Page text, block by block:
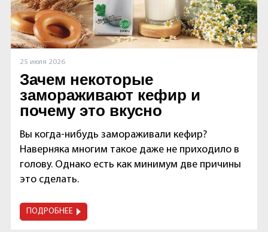
25 июля 2026
Зачем некоторые
замораживают кефир и
почему это вкусно
Вы когда-нибудь замораживали кефир?
Наверняка многим такое даже не приходило в
голову. Однако есть как минимум две причины
это сделать.
ПОДРОБНЕЕ